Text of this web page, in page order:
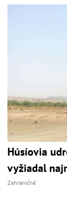
Húsíovia
vyžiadal
Zahraničné